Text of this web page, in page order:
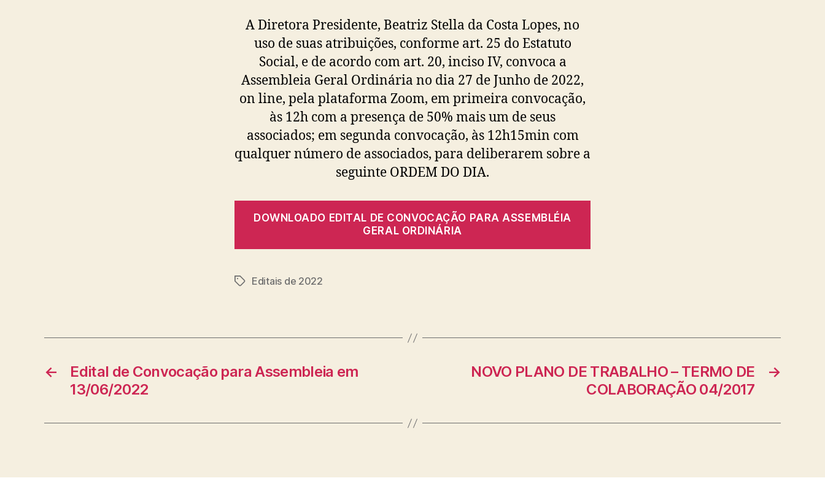
A Diretora Presidente, Beatriz Stella da Costa Lopes, no
uso de suas atribuições, conforme art. 25 do Estatuto
Social, e de acordo com art. 20, inciso IV, convoca a
Assembleia Geral Ordinária no dia 27 de Junho de 2022,
on line, pela plataforma Zoom, em primeira convocação,
às 12h com a presença de 50% mais um de seus
associados; em segunda convocação, às 12h15min com
qualquer número de associados, para deliberarem sobre a
seguinte ORDEM DO DIA.
DOWNLOADO EDITAL DE CONVOCAÇÃO PARA ASSEMBLÉIA
GERAL ORDINÁRIA
TagsEditais de 2022
←
Edital de Convocação para Assembleia em
13/06/2022
→
NOVO PLANO DE TRABALHO – TERMO DE
COLABORAÇÃO 04/2017